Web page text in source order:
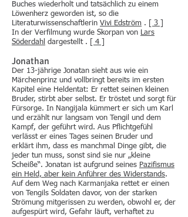
Buches wiederholt und tatsächlich zu einem
Löwenherz geworden ist, so die
Literaturwissenschaftlerin Vivi Edström .
[ 3 ]
In der Verfilmung wurde Skorpan von Lars
Söderdahl dargestellt . [ 4 ]
Jonathan
Der 13-jährige Jonatan sieht aus wie ein
Märchenprinz und vollbringt bereits im ersten
Kapitel eine Heldentat: Er rettet seinen kleinen
Bruder, stirbt aber selbst. Er tröstet und sorgt für
Fürsorge. In Nangijala kümmert er sich um Karl
und erzählt nur langsam von Tengil und dem
Kampf, der geführt wird. Aus Pflichtgefühl
verlässt er eines Tages seinen Bruder und
erklärt ihm, dass es manchmal Dinge gibt, die
jeder tun muss, sonst sind sie nur „kleine
Scheiße“. Jonatan ist aufgrund seines Pazifismus
ein Held, aber kein Anführer des Widerstands.
Auf dem Weg nach Karmanjaka rettet er einen
von Tengils Soldaten davor, von der starken
Strömung mitgerissen zu werden, obwohl er, der
aufgespürt wird, Gefahr läuft, verhaftet zu